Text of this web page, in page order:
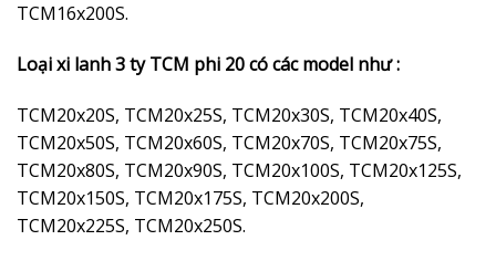
TCM16x200S.
Loại xi lanh 3 ty TCM phi 20 có các model như :
TCM20x20S, TCM20x25S, TCM20x30S, TCM20x40S,
TCM20x50S, TCM20x60S, TCM20x70S, TCM20x75S,
TCM20x80S, TCM20x90S, TCM20x100S, TCM20x125S,
TCM20x150S, TCM20x175S, TCM20x200S,
TCM20x225S, TCM20x250S.